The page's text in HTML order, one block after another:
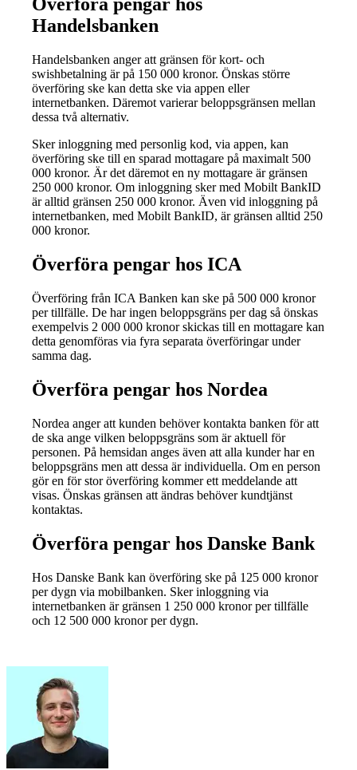
Överföra pengar hos
Handelsbanken
Handelsbanken anger att gränsen för kort- och
swishbetalning är på 150 000 kronor. Önskas större
överföring ske kan detta ske via appen eller
internetbanken. Däremot varierar beloppsgränsen mellan
dessa två alternativ.
Sker inloggning med personlig kod, via appen, kan
överföring ske till en sparad mottagare på maximalt 500
000 kronor. Är det däremot en ny mottagare är gränsen
250 000 kronor. Om inloggning sker med Mobilt BankID
är alltid gränsen 250 000 kronor. Även vid inloggning på
internetbanken, med Mobilt BankID, är gränsen alltid 250
000 kronor.
Överföra pengar hos ICA
Överföring från ICA Banken kan ske på 500 000 kronor
per tillfälle. De har ingen beloppsgräns per dag så önskas
exempelvis 2 000 000 kronor skickas till en mottagare kan
detta genomföras via fyra separata överföringar under
samma dag.
Överföra pengar hos Nordea
Nordea anger att kunden behöver kontakta banken för att
de ska ange vilken beloppsgräns som är aktuell för
personen. På hemsidan anges även att alla kunder har en
beloppsgräns men att dessa är individuella. Om en person
gör en för stor överföring kommer ett meddelande att
visas. Önskas gränsen att ändras behöver kundtjänst
kontaktas.
Överföra pengar hos Danske Bank
Hos Danske Bank kan överföring ske på 125 000 kronor
per dygn via mobilbanken. Sker inloggning via
internetbanken är gränsen 1 250 000 kronor per tillfälle
och 12 500 000 kronor per dygn.